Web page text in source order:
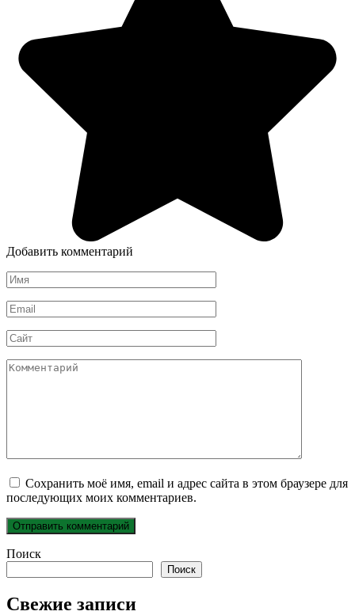
Добавить комментарий
Имя
*
Email
*
Сайт
Комментарий
Сохранить моё имя, email и адрес сайта в этом браузере для
последующих моих комментариев.
Поиск
Поиск
Свежие записи